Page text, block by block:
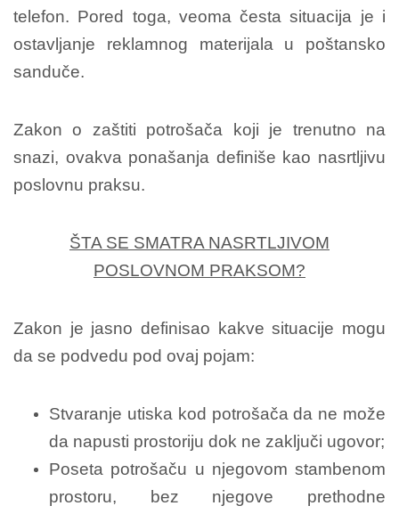
telefon. Pored toga, veoma česta situacija je i
ostavljanje reklamnog materijala u poštansko
sanduče.
Zakon o zaštiti potrošača koji je trenutno na
snazi, ovakva ponašanja definiše kao nasrtljivu
poslovnu praksu.
ŠTA SE SMATRA NASRTLJIVOM
POSLOVNOM PRAKSOM?
Zakon je jasno definisao kakve situacije mogu
da se podvedu pod ovaj pojam:
Stvaranje utiska kod potrošača da ne može
da napusti prostoriju dok ne zaključi ugovor;
Poseta potrošaču u njegovom stambenom
prostoru, bez njegove prethodne